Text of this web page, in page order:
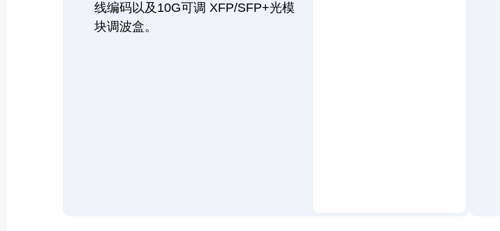
线编码以及10G可调 XFP/SFP+光模
块调波盒。